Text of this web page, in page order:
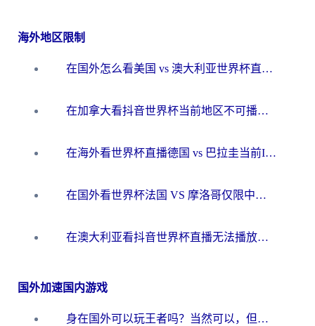
海外地区限制
在国外怎么看美国 vs 澳大利亚世界杯直播？海外党必藏的中文解说观赛指南
在加拿大看抖音世界杯当前地区不可播放？海外党体育观赛终极指南
在海外看世界杯直播德国 vs 巴拉圭当前IP受限制？这篇指南帮你轻松解决地区限制
在国外看世界杯法国 VS 摩洛哥仅限中国大陆？别让地域限制拦下你的欢呼
在澳大利亚看抖音世界杯直播无法播放？海外党体育观赛终极指南来了！
国外加速国内游戏
身在国外可以玩王者吗？当然可以，但你需要这份“加速”指南